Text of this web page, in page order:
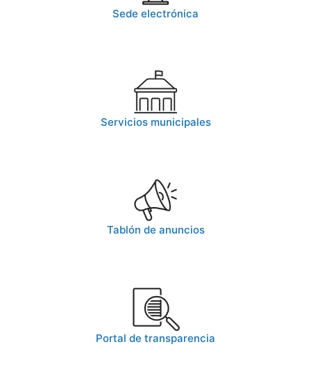
Sede electrónica
Servicios municipales
Tablón de anuncios
Portal de transparencia